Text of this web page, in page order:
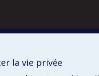
la vie privée